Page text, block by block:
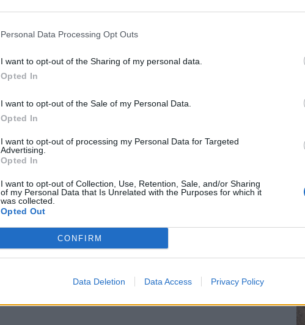
Personal Data Processing Opt Outs
I want to opt-out of the Sharing of my personal data.
Opted In
I want to opt-out of the Sale of my Personal Data.
Opted In
I want to opt-out of processing my Personal Data for Targeted
Advertising.
Opted In
I want to opt-out of Collection, Use, Retention, Sale, and/or Sharing
of my Personal Data that Is Unrelated with the Purposes for which it
was collected.
Opted Out
CONFIRM
Data Deletion Data Access Privacy Policy